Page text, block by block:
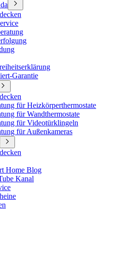
Garantie
für Heizkörperthermostate
für Wandthermostate
für Videotürklingeln
für Außenkameras
Home Blog
Kanal